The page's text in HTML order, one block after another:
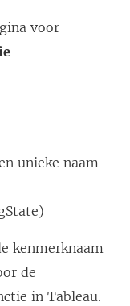
voor
unieke naam
kenmerknaam
de
in Tableau.